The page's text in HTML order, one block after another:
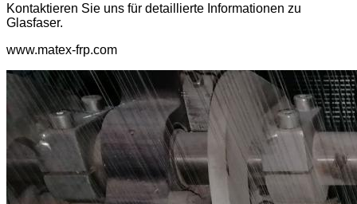
Kontaktieren Sie uns für detaillierte Informationen zu
Glasfaser.
www.matex-frp.com